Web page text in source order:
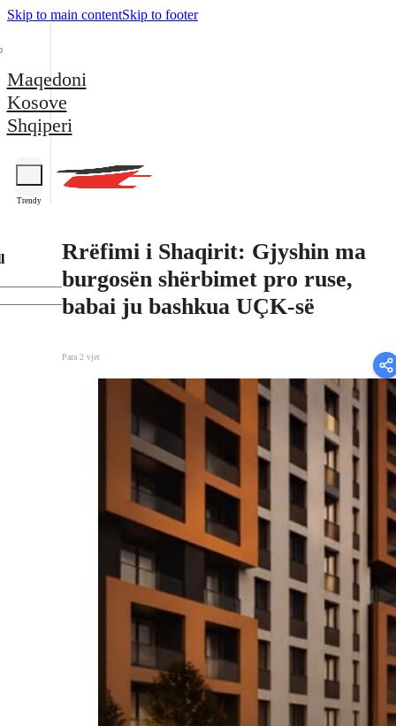
Skip to main contentSkip to footer
Maqedoni
Kosove
Shqiperi
Trendy
Rrëfimi i Shaqirit: Gjyshin ma
burgosën shërbimet pro ruse,
babai ju bashkua UÇK-së
Para 2 vjet